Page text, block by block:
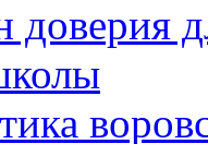
доверия